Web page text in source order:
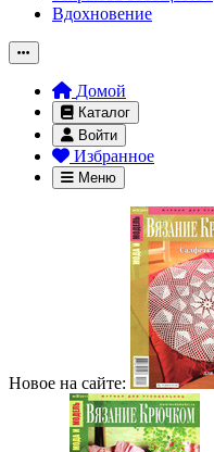
Вдохновение
Домой
Каталог
Войти
Избранное
Меню
Новое на сайте: